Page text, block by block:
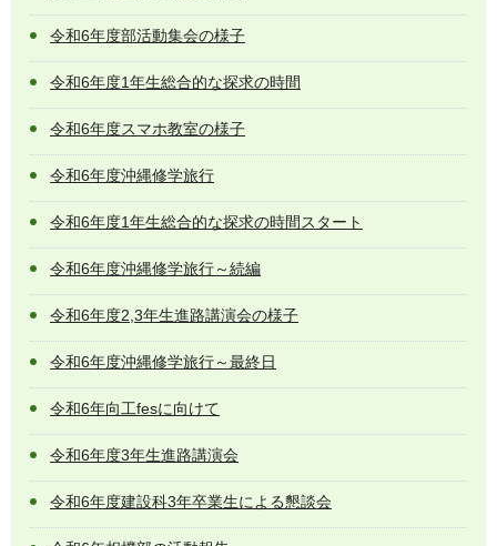
令和6年度部活動集会の様子
令和6年度1年生総合的な探求の時間
令和6年度スマホ教室の様子
令和6年度沖縄修学旅行
令和6年度1年生総合的な探求の時間スタート
令和6年度沖縄修学旅行～続編
令和6年度2,3年生進路講演会の様子
令和6年度沖縄修学旅行～最終日
令和6年向工fesに向けて
令和6年度3年生進路講演会
令和6年度建設科3年卒業生による懇談会